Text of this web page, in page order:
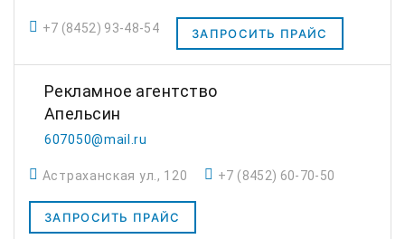
+7 (8452) 93-48-54 ЗАПРОСИТЬ ПРАЙС
Рекламное агентство
Апельсин
607050@mail.ru
Астраханская ул., 120 +7 (8452) 60-70-50
ЗАПРОСИТЬ ПРАЙС